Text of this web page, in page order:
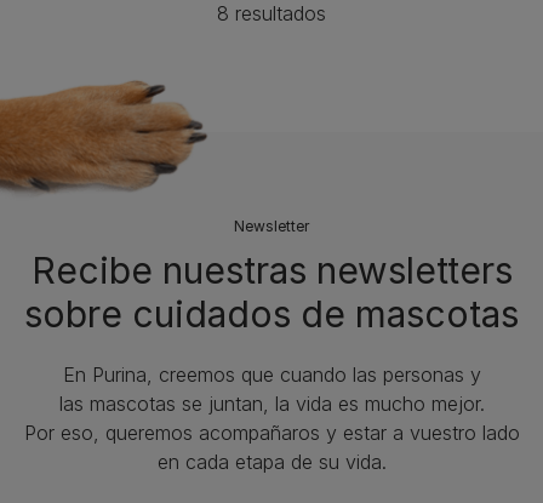
8 resultados
Newsletter
Recibe nuestras newsletters
sobre cuidados de mascotas​
En Purina, creemos que cuando las personas y
las mascotas se juntan, la vida es mucho mejor.
Por eso, queremos acompañaros y estar a vuestro lado
en cada etapa de su vida.​